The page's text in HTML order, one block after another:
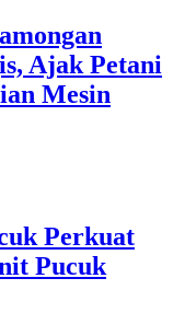
Ajak Petani
Mesin
Perkuat
Pucuk